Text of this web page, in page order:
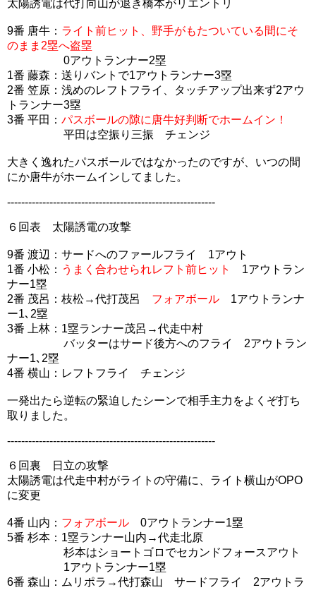
太陽誘電は代打向山が退き橋本がリエントリ
9番 唐牛： ライト前ヒット、野手がもたついている間にそ
のまま2塁へ盗塁
0アウトランナー2塁
1番 藤森：送りバントで1アウトランナー3塁
2番 笠原：浅めのレフトフライ、タッチアップ出来ず2アウ
トランナー3塁
3番 平田： パスボールの隙に唐牛好判断でホームイン！
平田は空振り三振 チェンジ
大きく逸れたパスボールではなかったのですが、いつの間
にか唐牛がホームインしてました。
-----------------------------------------------------------
６回表 太陽誘電の攻撃
9番 渡辺：サードへのファールフライ 1アウト
1番 小松： うまく合わせられレフト前ヒット
1アウトラン
ナー1塁
2番 茂呂：枝松→代打茂呂 フォアボール 1アウトランナ
ー1､2塁
3番 上林：1塁ランナー茂呂→代走中村
バッターはサード後方へのフライ 2アウトラン
ナー1､2塁
4番 横山：レフトフライ チェンジ
一発出たら逆転の緊迫したシーンで相手主力をよくぞ打ち
取りました。
-----------------------------------------------------------
６回裏 日立の攻撃
太陽誘電は代走中村がライトの守備に、ライト横山がOPO
に変更
4番 山内： フォアボール 0アウトランナー1塁
5番 杉本：1塁ランナー山内→代走北原
杉本はショートゴロでセカンドフォースアウト
1アウトランナー1塁
6番 森山：ムリポラ→代打森山 サードフライ 2アウトラ